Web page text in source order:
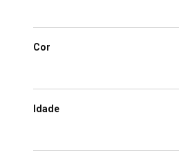
Cor
Idade